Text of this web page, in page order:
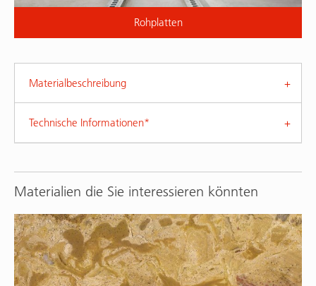
Rohplatten
Materialbeschreibung
Technische Informationen*
Materialien die Sie interessieren könnten